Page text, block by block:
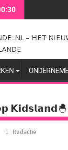
𝗞𝗶𝗱𝘀𝗹𝗮𝗻𝗱🐣
Redactie